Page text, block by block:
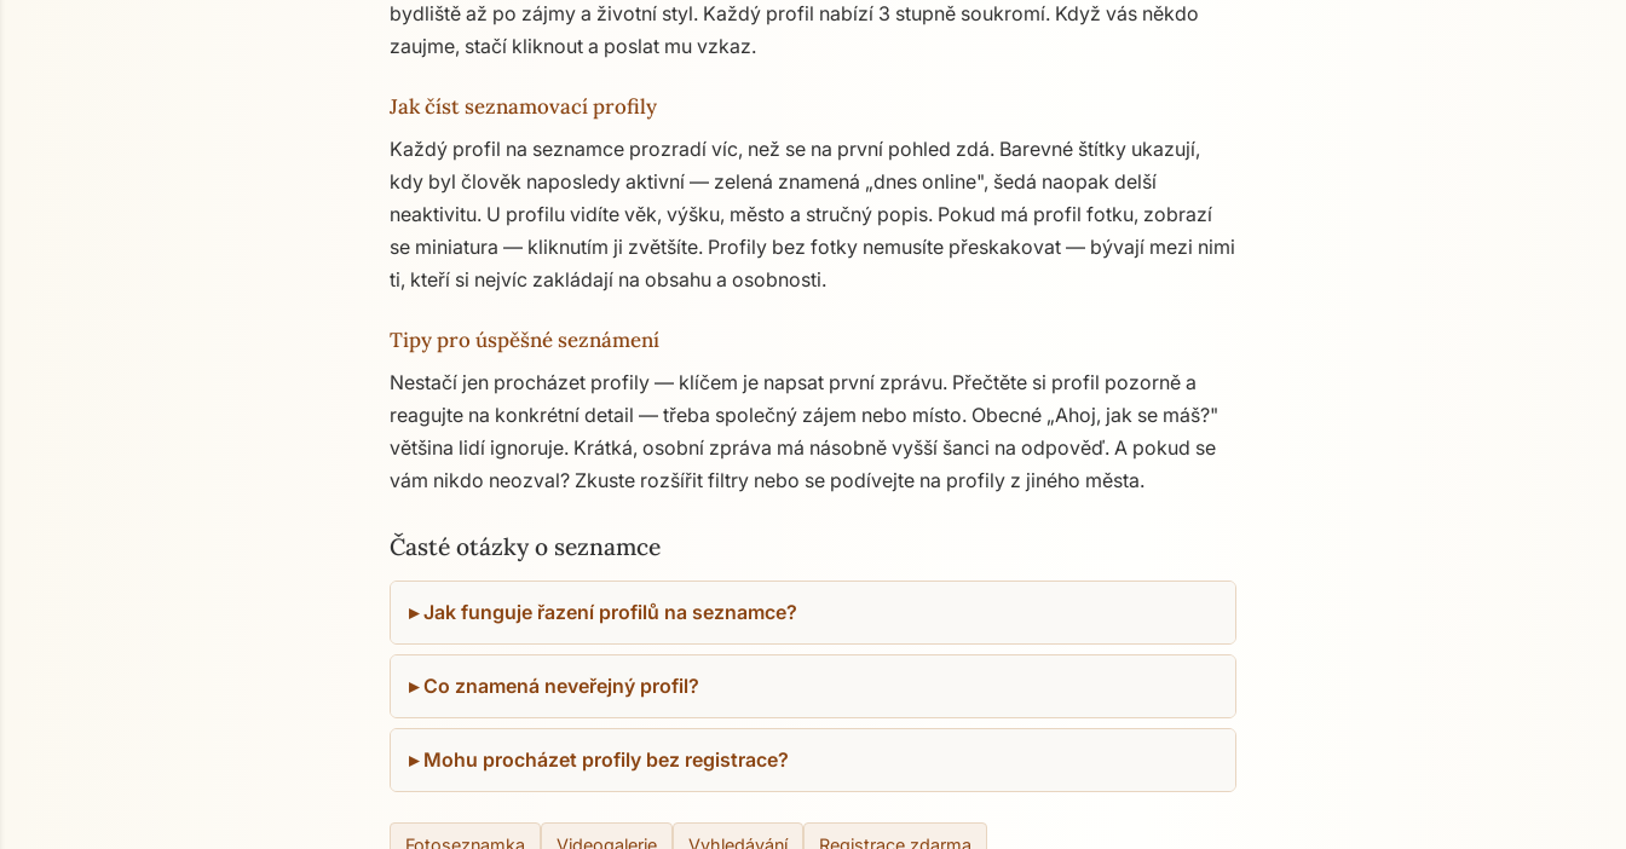
bydliště až po zájmy a životní styl. Každý profil nabízí 3 stupně soukromí. Když vás někdo
zaujme, stačí kliknout a poslat mu vzkaz.
Jak číst seznamovací profily
Každý profil na seznamce prozradí víc, než se na první pohled zdá. Barevné štítky ukazují,
kdy byl člověk naposledy aktivní — zelená znamená „dnes online", šedá naopak delší
neaktivitu. U profilu vidíte věk, výšku, město a stručný popis. Pokud má profil fotku, zobrazí
se miniatura — kliknutím ji zvětšíte. Profily bez fotky nemusíte přeskakovat — bývají mezi nimi
ti, kteří si nejvíc zakládají na obsahu a osobnosti.
Tipy pro úspěšné seznámení
Nestačí jen procházet profily — klíčem je napsat první zprávu. Přečtěte si profil pozorně a
reagujte na konkrétní detail — třeba společný zájem nebo místo. Obecné „Ahoj, jak se máš?"
většina lidí ignoruje. Krátká, osobní zpráva má násobně vyšší šanci na odpověď. A pokud se
vám nikdo neozval? Zkuste rozšířit filtry nebo se podívejte na profily z jiného města.
Časté otázky o seznamce
Jak funguje řazení profilů na seznamce?
Co znamená neveřejný profil?
Mohu procházet profily bez registrace?
Fotoseznamka Videogalerie Vyhledávání Registrace zdarma